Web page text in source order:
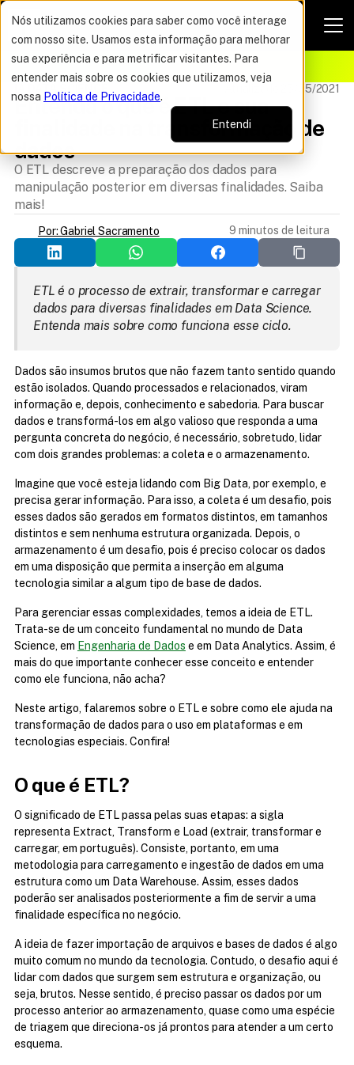
Nós utilizamos cookies para saber como você interage
com nosso site. Usamos esta informação para melhorar
sua experiência e para metrificar visitantes. Para
entender mais sobre os cookies que utilizamos, veja
nossa Política de Privacidade.
Entendi
OFERTA DO ANO VAGAS POR TEMPO LIMITADO
Atualizado 25/05/2021
Entenda o que é ETL e sua
finalidade na transformação de
dados
O ETL descreve a preparação dos dados para
manipulação posterior em diversas finalidades. Saiba
mais!
Por: Gabriel Sacramento 9 minutos de leitura
ETL é o processo de extrair, transformar e carregar
dados para diversas finalidades em Data Science.
Entenda mais sobre como funciona esse ciclo.
Dados são insumos brutos que não fazem tanto sentido quando
estão isolados. Quando processados e relacionados, viram
informação e, depois, conhecimento e sabedoria. Para buscar
dados e transformá-los em algo valioso que responda a uma
pergunta concreta do negócio, é necessário, sobretudo, lidar
com dois grandes problemas: a coleta e o armazenamento.
Imagine que você esteja lidando com Big Data, por exemplo, e
precisa gerar informação. Para isso, a coleta é um desafio, pois
esses dados são gerados em formatos distintos, em tamanhos
distintos e sem nenhuma estrutura organizada. Depois, o
armazenamento é um desafio, pois é preciso colocar os dados
em uma disposição que permita a inserção em alguma
tecnologia similar a algum tipo de base de dados.
Para gerenciar essas complexidades, temos a ideia de ETL.
Trata-se de um conceito fundamental no mundo de Data
Science, em Engenharia de Dados e em Data Analytics. Assim, é
mais do que importante conhecer esse conceito e entender
como ele funciona, não acha?
Neste artigo, falaremos sobre o ETL e sobre como ele ajuda na
transformação de dados para o uso em plataformas e em
tecnologias especiais. Confira!
O que é ETL?
O significado de ETL passa pelas suas etapas: a sigla
representa Extract, Transform e Load (extrair, transformar e
carregar, em português). Consiste, portanto, em uma
metodologia para carregamento e ingestão de dados em uma
estrutura como um Data Warehouse. Assim, esses dados
poderão ser analisados posteriormente a fim de servir a uma
finalidade específica no negócio.
A ideia de fazer importação de arquivos e bases de dados é algo
muito comum no mundo da tecnologia. Contudo, o desafio aqui é
lidar com dados que surgem sem estrutura e organização, ou
seja, brutos. Nesse sentido, é preciso passar os dados por um
processo anterior ao armazenamento, quase como uma espécie
de triagem que direciona-os já prontos para atender a um certo
esquema.